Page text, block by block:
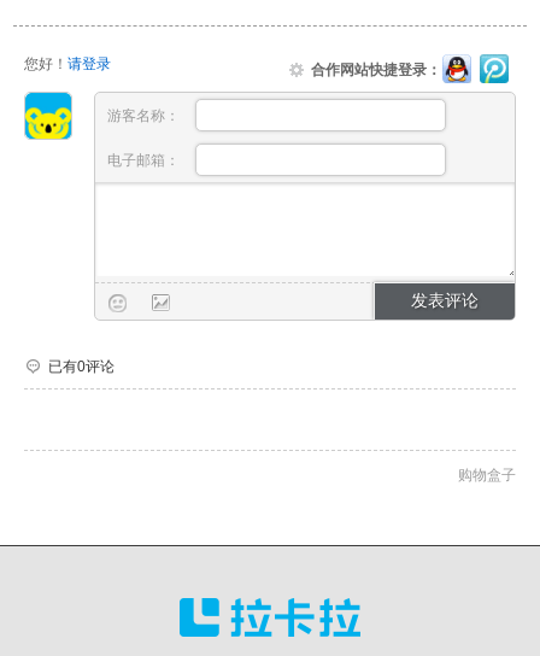
您好！ 请登录 合作网站快捷登录：
游客名称：
电子邮箱：
已有0评论
购物盒子